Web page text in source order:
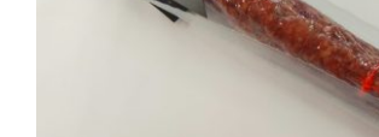
AÑADIR AL CARRITO